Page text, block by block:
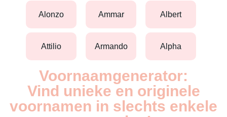
alonzo ammar albert
attilio armando alpha
Voornaamgenerator:
Vind unieke en originele
voornamen in slechts enkele